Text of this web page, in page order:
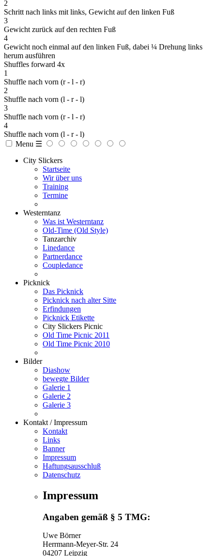
2
Schritt nach links mit links, Gewicht auf den linken Fuß
3
Gewicht zurück auf den rechten Fuß
4
Gewicht noch einmal auf den linken Fuß, dabei ¼ Drehung links
herum ausführen
Shuffles forward 4x
1
Shuffle nach vorn (r - l - r)
2
Shuffle nach vorn (l - r - l)
3
Shuffle nach vorn (r - l - r)
4
Shuffle nach vorn (l - r - l)
Menu ☰
City Slickers
Startseite
Wir über uns
Training
Termine
Westerntanz
Was ist Westerntanz
Old-Time (Old Style)
Tanzarchiv
Linedance
Partnerdance
Coupledance
Picknick
Das Picknick
Picknick nach alter Sitte
Erfindungen
Picknick Etikette
City Slickers Picnic
Old Time Picnic 2011
Old Time Picnic 2010
Bilder
Diashow
bewegte Bilder
Galerie 1
Galerie 2
Galerie 3
Kontakt / Impressum
Kontakt
Links
Banner
Impressum
Haftungsausschluß
Datenschutz
Impressum
Angaben gemäß § 5 TMG:
Uwe Börner
Herrmann-Meyer-Str. 24
04207 Leipzig